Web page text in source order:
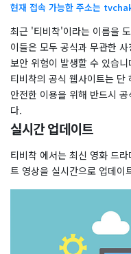
현재 접속 가능한 주소는
최근 '티비착'이라는 이름을
이들은 모두 공식과 무관한
보안 위험이 발생할 수 있습니
티비착의 공식 웹사이트는
안전한 이용을 위해 반드시
다.
실시간 업데이트
티비착 에서는 최신 영화 드
트 영상을 실시간으로 업데이